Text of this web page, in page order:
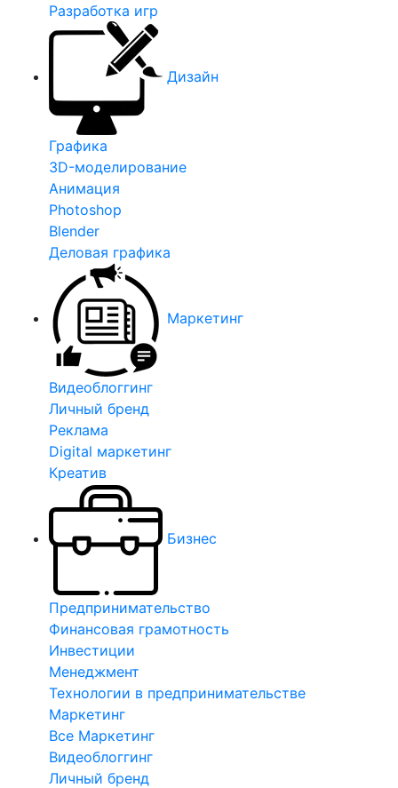
Разработка игр
Дизайн
Графика
3D-моделирование
Анимация
Photoshop
Blender
Деловая графика
Маркетинг
Видеоблоггинг
Личный бренд
Реклама
Digital маркетинг
Креатив
Бизнес
Предпринимательство
Финансовая грамотность
Инвестиции
Менеджмент
Технологии в предпринимательстве
Маркетинг
Все Маркетинг
Видеоблоггинг
Личный бренд